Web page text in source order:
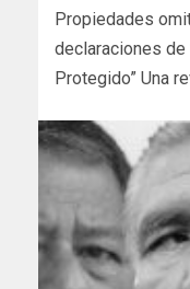
Propiedades
declaraciones de
Protegido” Una